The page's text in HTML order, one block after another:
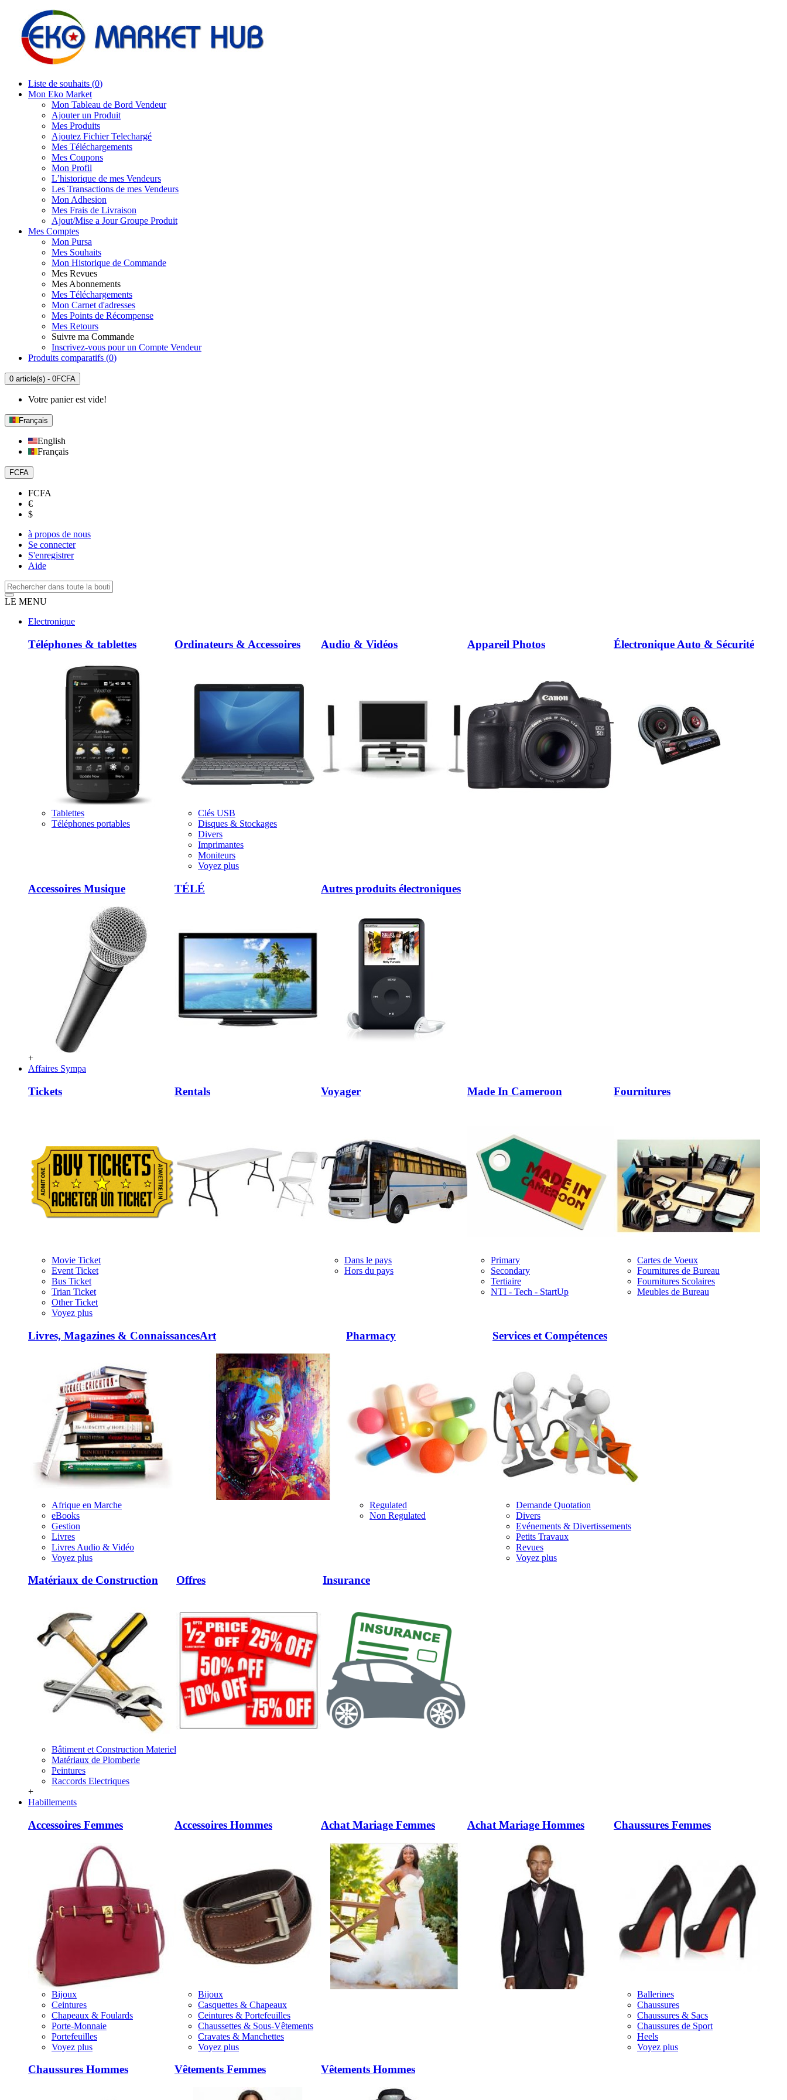
Liste de souhaits (0)
Mon Eko Market
Mon Tableau de Bord Vendeur
Ajouter un Produit
Mes Produits
Ajoutez Fichier Telechargé
Mes Téléchargements
Mes Coupons
Mon Profil
L’historique de mes Vendeurs
Les Transactions de mes Vendeurs
Mon Adhesion
Mes Frais de Livraison
Ajout/Mise a Jour Groupe Produit
Mes Comptes
Mon Pursa
Mes Souhaits
Mon Historique de Commande
Mes Revues
Mes Abonnements
Mes Téléchargements
Mon Carnet d'adresses
Mes Points de Récompense
Mes Retours
Suivre ma Commande
Inscrivez-vous pour un Compte Vendeur
Produits comparatifs (0)
0 article(s) - 0FCFA
Votre panier est vide!
Français
English
Français
FCFA
FCFA
€
$
à propos de nous
Se connecter
S'enregistrer
Aide
LE MENU
Electronique
Téléphones & tablettes
Tablettes
Téléphones portables
Ordinateurs & Accessoires
Clés USB
Disques & Stockages
Divers
Imprimantes
Moniteurs
Voyez plus
Audio & Vidéos Appareil Photos Électronique Auto & Sécurité
Accessoires Musique TÉLÉ Autres produits électroniques
+
Affaires Sympa
Tickets
Movie Ticket
Event Ticket
Bus Ticket
Trian Ticket
Other Ticket
Voyez plus
Rentals Voyager
Dans le pays
Hors du pays
Made In Cameroon
Primary
Secondary
Tertiaire
NTI - Tech - StartUp
Fournitures
Cartes de Voeux
Fournitures de Bureau
Fournitures Scolaires
Meubles de Bureau
Livres, Magazines & Connaissances
Afrique en Marche
eBooks
Gestion
Livres
Livres Audio & Vidéo
Voyez plus
Art Pharmacy
Regulated
Non Regulated
Services et Compétences
Demande Quotation
Divers
Evénements & Divertissements
Petits Travaux
Revues
Voyez plus
Matériaux de Construction
Bâtiment et Construction Materiel
Matériaux de Plomberie
Peintures
Raccords Electriques
Offres Insurance
+
Habillements
Accessoires Femmes
Bijoux
Ceintures
Chapeaux & Foulards
Porte-Monnaie
Portefeuilles
Voyez plus
Accessoires Hommes
Bijoux
Casquettes & Chapeaux
Ceintures & Portefeuilles
Chaussettes & Sous-Vêtements
Cravates & Manchettes
Voyez plus
Achat Mariage Femmes Achat Mariage Hommes Chaussures Femmes
Ballerines
Chaussures
Chaussures & Sacs
Chaussures de Sport
Heels
Voyez plus
Chaussures Hommes Vêtements Femmes Vêtements Hommes